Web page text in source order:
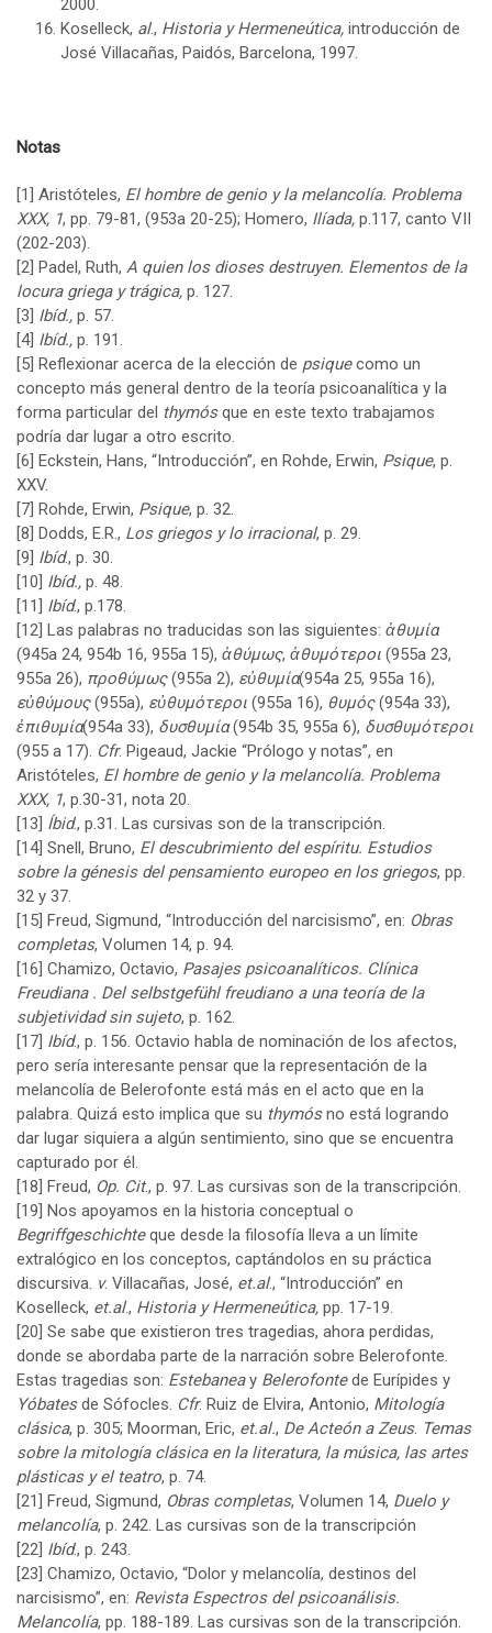
2000.
Koselleck, al., Historia y Hermeneútica, introducción de
José Villacañas, Paidós, Barcelona, 1997.
Notas
[1] Aristóteles, El hombre de genio y la melancolía. Problema
XXX, 1, pp. 79-81, (953a 20-25); Homero, Ilíada, p.117, canto VII
(202-203).
[2] Padel, Ruth, A quien los dioses destruyen. Elementos de la
locura griega y trágica, p. 127.
[3] Ibíd., p. 57.
[4] Ibíd., p. 191.
[5] Reflexionar acerca de la elección de psiquecomo un
concepto más general dentro de la teoría psicoanalítica y la
forma particular del thymósque en este texto trabajamos
podría dar lugar a otro escrito.
[6] Eckstein, Hans, “Introducción”, en Rohde, Erwin, Psique, p.
XXV.
[7] Rohde, Erwin, Psique, p. 32.
[8] Dodds, E.R., Los griegos y lo irracional, p. 29.
[9] Ibíd., p. 30.
[10] Ibíd., p. 48.
[11] Ibíd., p.178.
[12] Las palabras no traducidas son las siguientes: ἀθυμία
(945a 24, 954b 16, 955a 15), ἀθύμως, ἀθυμότεροι (955a 23,
955a 26), προθύμως(955a 2), εὐθυμία(954a 25, 955a 16),
εὐθύμους(955a), εὐθυμότεροι (955a 16), θυμός(954a 33),
ἐπιθυμία(954a 33), δυσθυμία(954b 35, 955a 6), δυσθυμότεροι
(955 a 17). Cfr. Pigeaud, Jackie “Prólogo y notas”, en
Aristóteles, El hombre de genio y la melancolía. Problema
XXX, 1, p.30-31, nota 20.
[13] Íbid., p.31. Las cursivas son de la transcripción.
[14] Snell, Bruno, El descubrimiento del espíritu. Estudios
sobre la génesis del pensamiento europeo en los griegos, pp.
32 y 37.
[15] Freud, Sigmund, “Introducción del narcisismo”, en: Obras
completas, Volumen 14, p. 94.
[16] Chamizo, Octavio, Pasajes psicoanalíticos. Clínica
Freudiana . Del selbstgefühl freudiano a una teoría de la
subjetividad sin sujeto, p. 162.
[17] Ibíd., p. 156. Octavio habla de nominación de los afectos,
pero sería interesante pensar que la representación de la
melancolía de Belerofonte está más en el acto que en la
palabra. Quizá esto implica que su thymósno está logrando
dar lugar siquiera a algún sentimiento, sino que se encuentra
capturado por él.
[18] Freud, Op. Cit., p. 97. Las cursivas son de la transcripción.
[19] Nos apoyamos en la historia conceptual o
Begriffgeschichteque desde la filosofía lleva a un límite
extralógico en los conceptos, captándolos en su práctica
discursiva. v. Villacañas, José, et.al., “Introducción” en
Koselleck, et.al., Historia y Hermeneútica, pp. 17-19.
[20] Se sabe que existieron tres tragedias, ahora perdidas,
donde se abordaba parte de la narración sobre Belerofonte.
Estas tragedias son: Estebaneay Belerofontede Eurípides y
Yóbatesde Sófocles. Cfr. Ruiz de Elvira, Antonio, Mitología
clásica, p. 305; Moorman, Eric, et.al., De Acteón a Zeus. Temas
sobre la mitología clásica en la literatura, la música, las artes
plásticas y el teatro, p. 74.
[21] Freud, Sigmund, Obras completas, Volumen 14, Duelo y
melancolía, p. 242. Las cursivas son de la transcripción
[22] Ibíd., p. 243.
[23] Chamizo, Octavio, “Dolor y melancolía, destinos del
narcisismo”, en: Revista Espectros del psicoanálisis.
Melancolía, pp. 188-189. Las cursivas son de la transcripción.